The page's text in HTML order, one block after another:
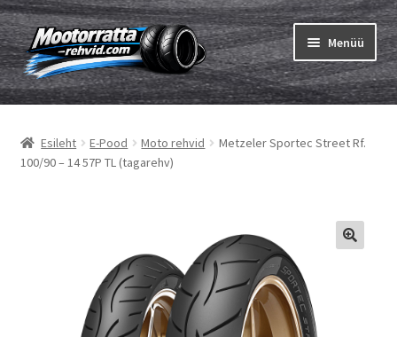
Liigu
navigeerimisele
Liigu
sisu
juurde
Menüü
Rehvid
Ava
Sisekumm
Ava
Ava
Esileht E-Pood Moto rehvid
Metzeler Sportec Street Rf.
100/90 – 14 57P TL (tagarehv)